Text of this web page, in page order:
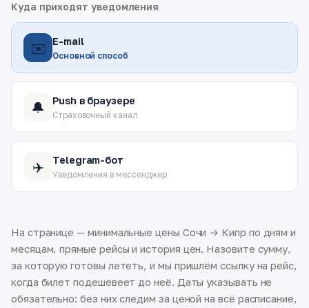
Куда приходят уведомления
✉️ E-mail
Основной способ
🔔 Push в браузере
Страховочный канал
✈️ Telegram-бот
Уведомления в мессенджер
На странице — минимальные цены Сочи → Кипр по дням и
месяцам, прямые рейсы и история цен. Назовите сумму,
за которую готовы лететь, и мы пришлём ссылку на рейс,
когда билет подешевеет до неё. Даты указывать не
обязательно: без них следим за ценой на всё расписание,